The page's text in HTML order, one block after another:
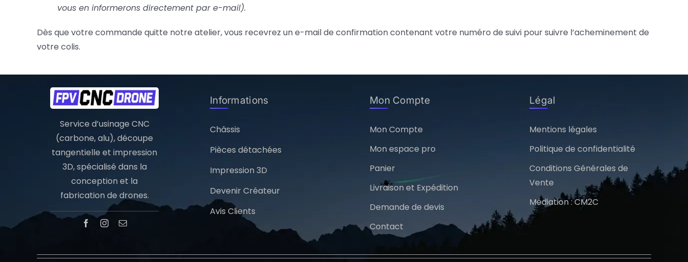
vous en informerons directement par e-mail).
Dès que votre commande quitte notre atelier, vous recevrez un e-mail de confirmation contenant votre numéro de suivi pour suivre l’acheminement de
votre colis.
Service d’usinage CNC
(carbone, alu), découpe
tangentielle et impression
3D, spécialisé dans la
conception et la
fabrication de drones.
Informations
Châssis
Pièces détachées
Impression 3D
Devenir Créateur
Avis Clients
Mon Compte
Mon Compte
Mon espace pro
Panier
Livraison et Expédition
Demande de devis
Contact
Légal
Mentions légales
Politique de confidentialité
Conditions Générales de
Vente
Médiation : CM2C